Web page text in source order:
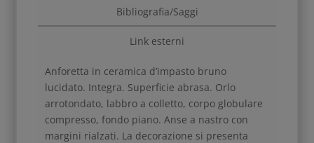
Bibliografia/Saggi
Link esterni
Anforetta in ceramica d’impasto bruno
lucidato. Integra. Superficie abrasa. Orlo
arrotondato, labbro a colletto, corpo globulare
compresso, fondo piano. Anse a nastro con
margini rialzati. La decorazione si presenta